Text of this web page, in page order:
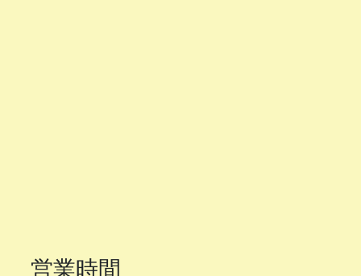
営業時間